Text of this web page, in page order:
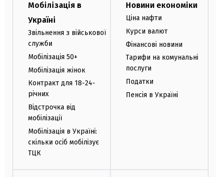
Мобілізація в
Україні
Звільнення з військової
служби
Мобілізація 50+
Мобілізація жінок
Контракт для 18-24-
річних
Відстрочка від
мобілізації
Мобілізація в Україні:
скільки осіб мобілізує
ТЦК
Новини економіки
Ціна нафти
Курси валют
Фінансові новини
Тарифи на комунальні
послуги
Податки
Пенсія в Україні